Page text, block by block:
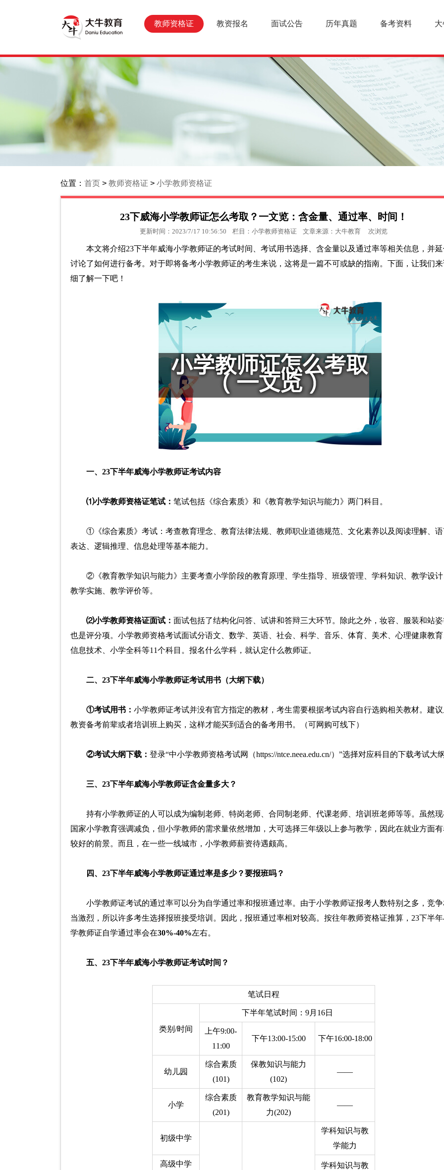
教师资格证 教资报名 面试公告 历年真题 备考资料
位置： 首页 > 教师资格证 > 小学教师资格证
23下威海小学教师证怎么考取？一文览：含金量、通过率、时间！
更新时间：2023/7/17 10:56:50 栏目：小学教师资格证 文章来源： 大牛教育 次浏览
本文将介绍23下半年威海小学教师证的考试时间、考试用书选择、含金量以及通过率等相关信息，并
讨论了如何进行备考。对于即将备考小学教师证的考生来说，这将是一篇不可或缺的指南。下面，让我们
细了解一下吧！
一、23下半年威海小学教师证考试内容
⑴小学教师资格证笔试： 笔试包括《综合素质》和《教育教学知识与能力》两门科目。
①《综合素质》考试：考查教育理念、教育法律法规、教师职业道德规范、文化素养以及阅读理解、
表达、逻辑推理、信息处理等基本能力。
②《教育教学知识与能力》主要考查小学阶段的教育原理、学生指导、班级管理、学科知识、教学设
教学实施、教学评价等。
⑵小学教师资格证面试： 面试包括了结构化问答、试讲和答辩三大环节。除此之外，妆容、服装和站
也是评分项。小学教师资格考试面试分语文、数学、英语、社会、科学、音乐、体育、美术、心理健康教
信息技术、小学全科等11个科目。报名什么学科，就认定什么教师证。
二、23下半年威海小学教师证考试用书（大纲下载）
①考试用书： 小学教师证考试并没有官方指定的教材，考生需要根据考试内容自行选购相关教材。建
教资备考前辈或者培训班上购买，这样才能买到适合的备考用书。（可网购可线下）
②考试大纲下载： 登录“中小学教师资格考试网（https://ntce.neea.edu.cn/）”选择对应科目的下载考试大
三、23下半年威海小学教师证含金量多大？
持有小学教师证的人可以成为编制老师、特岗老师、合同制老师、代课老师、培训班老师等等。虽然
国家小学教育强调减负，但小学教师的需求量依然增加，大可选择三年级以上参与教学，因此在就业方面
较好的前景。而且，在一些一线城市，小学教师薪资待遇颇高。
四、23下半年威海小学教师证通过率是多少？要报班吗？
小学教师证考试的通过率可以分为自学通过率和报班通过率。由于小学教师证报考人数特别之多，竞
当激烈，所以许多考生选择报班接受培训。因此，报班通过率相对较高。按往年教师资格证推算，23下半
学教师证自学通过率会在30%-40%左右。
五、23下半年威海小学教师证考试时间？
笔试日程
类别/时间
下半年笔试时间：9月16日
上午9:00-
11:00
下午13:00-15:00 下午16:00-18:00
幼儿园
综合素质
(101)
保教知识与能力
(102)
——
小学
综合素质
(201)
教育教学知识与能
力(202)
——
初级中学
学科知识与教
学能力
高级中学
学科知识与教
幼儿教师资格
小学教师资格
中学教师资格